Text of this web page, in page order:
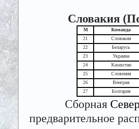
Словакия
М
Команда
21
Словакия
22
Беларусь
23
Украина
24
Казахстан
25
Словения
26
Венгрия
27
Болгария
Сборная
предварительное